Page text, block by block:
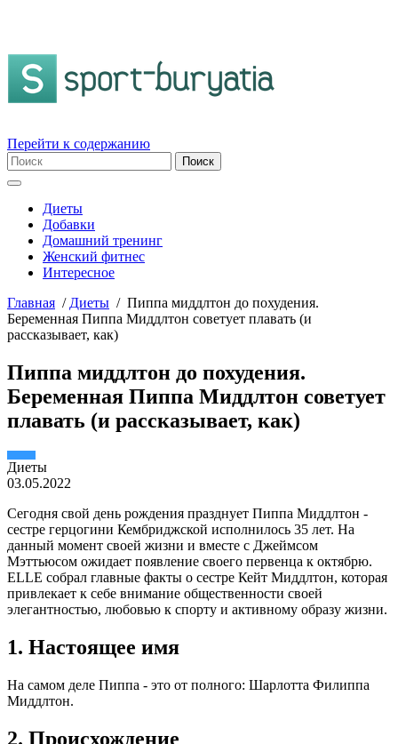
Перейти к содержанию
Диеты
Добавки
Домашний тренинг
Женский фитнес
Интересное
Главная / Диеты / Пиппа миддлтон до похудения.
Беременная Пиппа Миддлтон советует плавать (и
рассказывает, как)
Пиппа миддлтон до похудения.
Беременная Пиппа Миддлтон советует
плавать (и рассказывает, как)
Диеты
03.05.2022
Сегодня свой день рождения празднует Пиппа Миддлтон -
сестре герцогини Кембриджской исполнилось 35 лет. На
данный момент своей жизни и вместе с Джеймсом
Мэттьюсом ожидает появление своего первенца к октябрю.
ELLE собрал главные факты о сестре Кейт Миддлтон, которая
привлекает к себе внимание общественности своей
элегантностью, любовью к спорту и активному образу жизни.
1. Настоящее имя
На самом деле Пиппа - это от полного: Шарлотта Филиппа
Миддлтон.
2. Происхождение